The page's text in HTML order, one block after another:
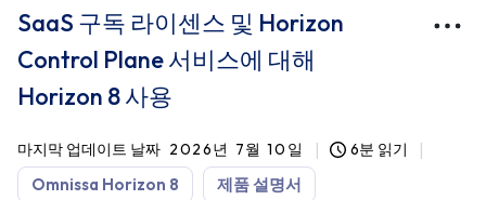
SaaS 구독 라이센스 및 Horizon
Control Plane 서비스에 대해
Horizon 8 사용
마지막 업데이트 날짜 2026년 7월 10일 6분 읽기
Omnissa Horizon 8 제품 설명서